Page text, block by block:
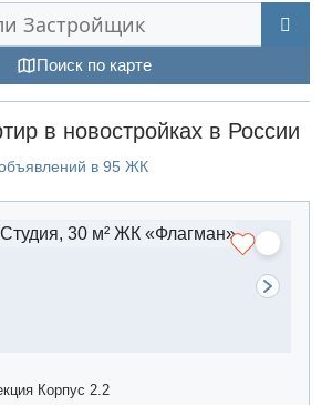
Поиск по карте
в новостройках в России
в 95 ЖК
Корпус 2.2